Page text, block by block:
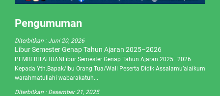
Pengumuman
Diterbitkan :Juni 20, 2026
Libur Semester Genap Tahun Ajaran 2025–2026
PEMBERITAHUANLibur Semester Genap Tahun Ajaran 2025–2026
Kepada Yth.Bapak/Ibu Orang Tua/Wali Peserta Didik Assalamu’alaikum
warahmatullahi wabarakatuh...
Diterbitkan : Desember 21, 2025